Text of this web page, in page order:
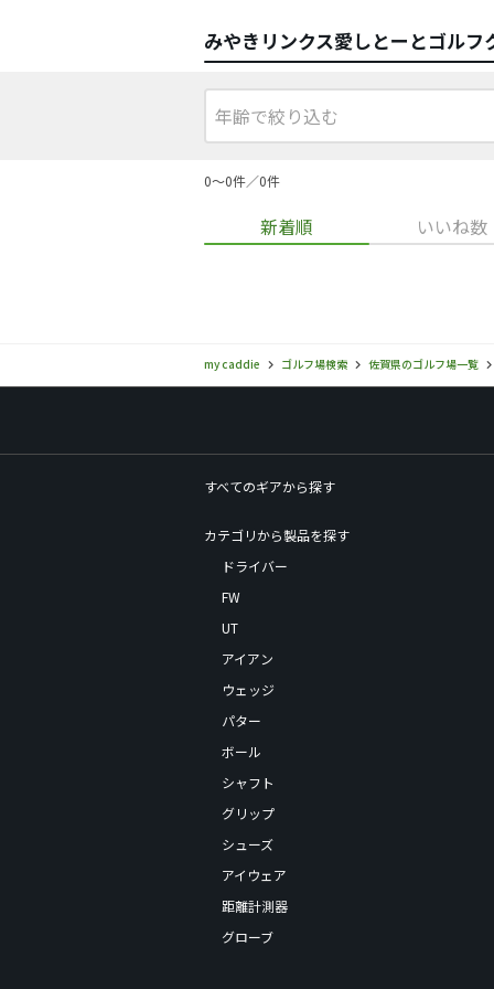
みやきリンクス愛しとーとゴル
0〜0件／0件
新着順 いいね数
my caddie ゴルフ場検索 佐賀県のゴルフ場一覧
すべてのギアから探す
カテゴリから製品を探す
ドライバー
FW
UT
アイアン
ウェッジ
パター
ボール
シャフト
グリップ
シューズ
アイウェア
距離計測器
グローブ